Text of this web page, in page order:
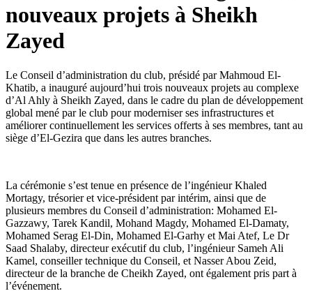
nouveaux projets à Sheikh
Zayed
Le Conseil d’administration du club, présidé par Mahmoud El-
Khatib, a inauguré aujourd’hui trois nouveaux projets au complexe
d’Al Ahly à Sheikh Zayed, dans le cadre du plan de développement
global mené par le club pour moderniser ses infrastructures et
améliorer continuellement les services offerts à ses membres, tant au
siège d’El-Gezira que dans les autres branches.
La cérémonie s’est tenue en présence de l’ingénieur Khaled
Mortagy, trésorier et vice-président par intérim, ainsi que de
plusieurs membres du Conseil d’administration: Mohamed El-
Gazzawy, Tarek Kandil, Mohand Magdy, Mohamed El-Damaty,
Mohamed Serag El-Din, Mohamed El-Garhy et Mai Atef, Le Dr
Saad Shalaby, directeur exécutif du club, l’ingénieur Sameh Ali
Kamel, conseiller technique du Conseil, et Nasser Abou Zeid,
directeur de la branche de Cheikh Zayed, ont également pris part à
l’événement.